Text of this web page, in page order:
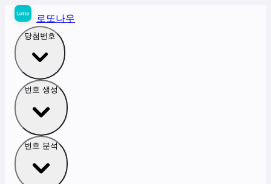
로또나우
당첨번호
번호 생성
번호 분석